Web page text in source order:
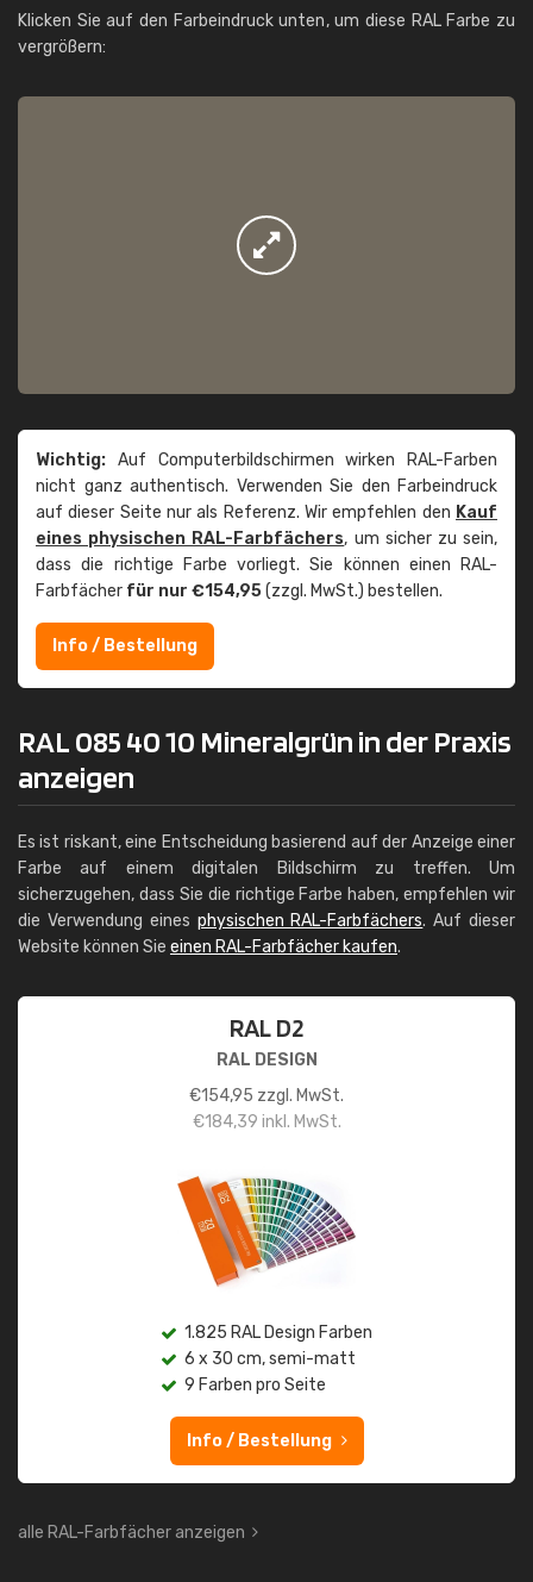
Klicken Sie auf den Farbeindruck unten, um diese RAL Farbe zu
vergrößern:
Wichtig: Auf Computerbildschirmen wirken RAL-Farben
nicht ganz authentisch. Verwenden Sie den Farbeindruck
auf dieser Seite nur als Referenz. Wir empfehlen den Kauf
eines physischen RAL-Farbfächers, um sicher zu sein,
dass die richtige Farbe vorliegt. Sie können einen RAL-
Farbfächer für nur €154,95(zzgl. MwSt.) bestellen.
Info / Bestellung
RAL 085 40 10 Mineralgrün in der Praxis
anzeigen
Es ist riskant, eine Entscheidung basierend auf der Anzeige einer
Farbe auf einem digitalen Bildschirm zu treffen. Um
sicherzugehen, dass Sie die richtige Farbe haben, empfehlen wir
die Verwendung eines physischen RAL-Farbfächers. Auf dieser
Website können Sie einen RAL-Farbfächer kaufen.
RAL D2
RAL DESIGN
€154,95 zzgl. MwSt.
€184,39 inkl. MwSt.
1.825 RAL Design Farben
6 x 30 cm, semi-matt
9 Farben pro Seite
Info / Bestellung
alle RAL-Farbfächer anzeigen